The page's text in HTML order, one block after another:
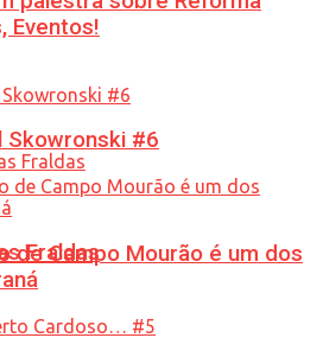
Fraldas
Eventos!
Skowronski #6
de Campo Mourão é um dos